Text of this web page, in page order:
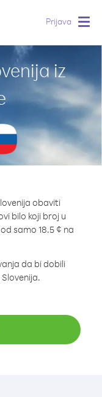
Prijava
iz
obaviti
bilo koji broj u
samo 18.5 ¢ na
da bi dobili